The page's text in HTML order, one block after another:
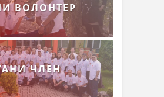
ВОЛОНТЕР
ЧЛЕН